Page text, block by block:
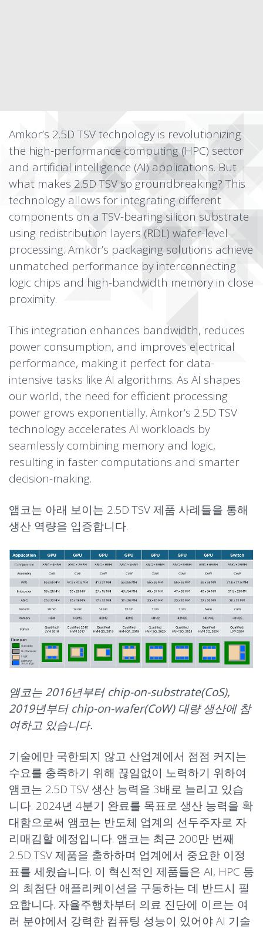
Amkor’s 2.5D TSV technology is revolutionizing
the high-performance computing (HPC) sector
and artificial intelligence (AI) applications. But
what makes 2.5D TSV so groundbreaking? This
technology allows for integrating different
components on a TSV-bearing silicon substrate
using redistribution layers (RDL) wafer-level
processing. Amkor’s packaging solutions achieve
unmatched performance by interconnecting
logic chips and high-bandwidth memory in close
proximity.
This integration enhances bandwidth, reduces
power consumption, and improves electrical
performance, making it perfect for data-
intensive tasks like AI algorithms. As AI shapes
our world, the need for efficient processing
power grows exponentially. Amkor’s 2.5D TSV
technology accelerates AI workloads by
seamlessly combining memory and logic,
resulting in faster computations and smarter
decision-making.
앰코는 아래 보이는 2.5D TSV 제품 사례들을 통해
생산 역량을 입증합니다.
앰코는 2016년부터 chip-on-substrate(CoS),
2019년부터 chip-on-wafer(CoW) 대량 생산에 참
여하고 있습니다.
기술에만 국한되지 않고 산업계에서 점점 커지는
수요를 충족하기 위해 끊임없이 노력하기 위하여
앰코는 2.5D TSV 생산 능력을 3배로 늘리고 있습
니다. 2024년 4분기 완료를 목표로 생산 능력을 확
대함으로써 앰코는 반도체 업계의 선두주자로 자
리매김할 예정입니다. 앰코는 최근 200만 번째
2.5D TSV 제품을 출하하며 업계에서 중요한 이정
표를 세웠습니다. 이 혁신적인 제품들은 AI, HPC 등
의 최첨단 애플리케이션을 구동하는 데 반드시 필
요합니다. 자율주행차부터 의료 진단에 이르는 여
러 분야에서 강력한 컴퓨팅 성능이 있어야 AI 기술